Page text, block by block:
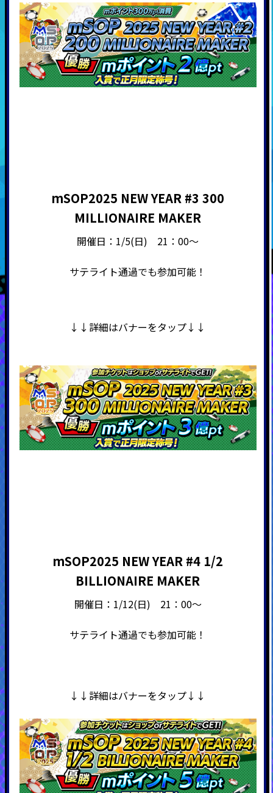
mSOP2025 NEW YEAR #3 300
MILLIONAIRE MAKER
開催日：1/5(日) 21：00～
サテライト通過でも参加可能！
↓↓詳細はバナーをタップ↓↓
mSOP2025 NEW YEAR #4 1/2
BILLIONAIRE MAKER
開催日：1/12(日) 21：00～
サテライト通過でも参加可能！
↓↓詳細はバナーをタップ↓↓